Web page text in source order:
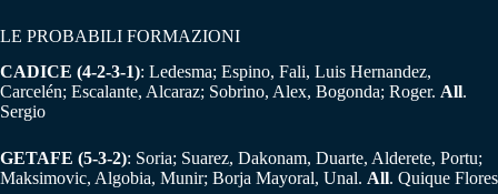
LE PROBABILI FORMAZIONI
CADICE (4-2-3-1): Ledesma; Espino, Fali, Luis Hernandez,
Carcelén; Escalante, Alcaraz; Sobrino, Alex, Bogonda; Roger. All.
Sergio
GETAFE (5-3-2): Soria; Suarez, Dakonam, Duarte, Alderete, Portu;
Maksimovic, Algobia, Munir; Borja Mayoral, Unal. All. Quique Flores